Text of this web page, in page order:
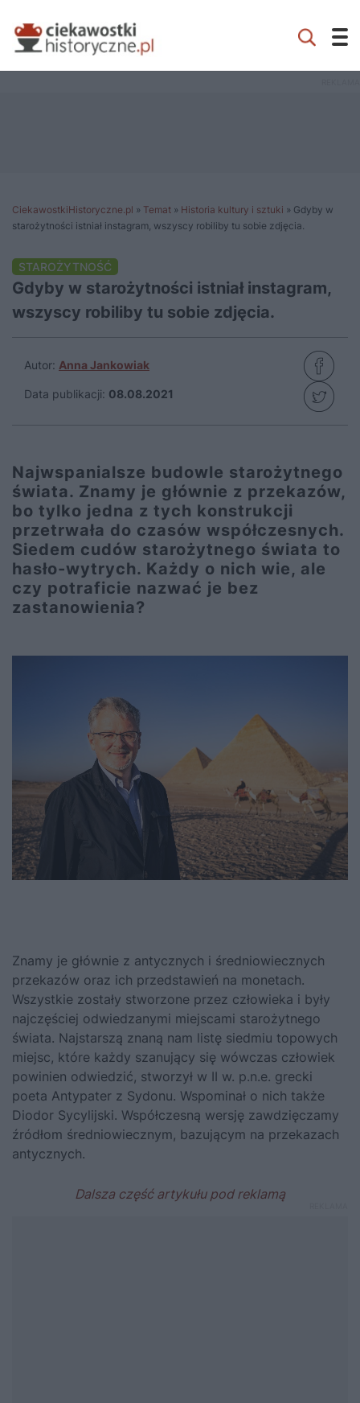
CiekawostkiHistoryczne.pl » Temat » Historia kultury i sztuki » Gdyby w
starożytności istniał instagram, wszyscy robiliby tu sobie zdjęcia.
STAROŻYTNOŚĆ
Gdyby w starożytności istniał instagram,
wszyscy robiliby tu sobie zdjęcia.
Autor: Anna Jankowiak
Data publikacji: 08.08.2021
Najwspanialsze budowle starożytnego
świata. Znamy je głównie z przekazów,
bo tylko jedna z tych konstrukcji
przetrwała do czasów współczesnych.
Siedem cudów starożytnego świata to
hasło-wytrych. Każdy o nich wie, ale
czy potraficie nazwać je bez
zastanowienia?
Znamy je głównie z antycznych i średniowiecznych
przekazów oraz ich przedstawień na monetach.
Wszystkie zostały stworzone przez człowieka i były
najczęściej odwiedzanymi miejscami starożytnego
świata. Najstarszą znaną nam listę siedmiu topowych
miejsc, które każdy szanujący się wówczas człowiek
powinien odwiedzić, stworzył w II w. p.n.e. grecki
poeta Antypater z Sydonu. Wspominał o nich także
Diodor Sycylijski. Współczesną wersję zawdzięczamy
źródłom średniowiecznym, bazującym na przekazach
antycznych.